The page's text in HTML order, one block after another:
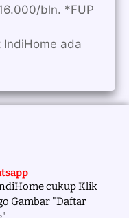
bln. *FUP
IndiHome ada
cukup Klik
Gambar "Daftar